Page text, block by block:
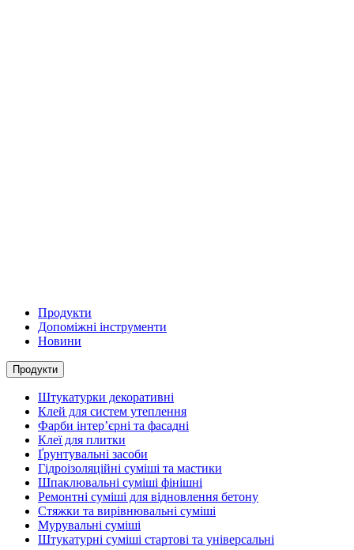
Продукти
Допоміжні інструменти
Новини
Продукти
Штукатурки декоративні
Клей для систем утеплення
Фарби інтер’єрні та фасадні
Клеї для плитки
Ґрунтувальні засоби
Гідроізоляційні суміші та мастики
Шпаклювальні суміші фінішні
Ремонтні суміші для відновлення бетону
Стяжки та вирівнювальні суміші
Мурувальні суміші
Штукатурні суміші стартові та універсальні